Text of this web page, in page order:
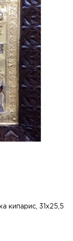
кипарис, 31х25,5